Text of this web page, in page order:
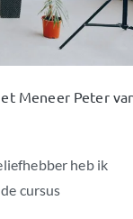
Meneer Peter
heb ik
cursus